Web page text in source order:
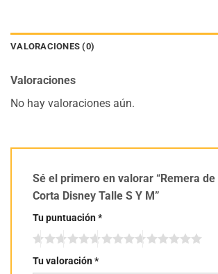
VALORACIONES (0)
Valoraciones
No hay valoraciones aún.
Sé el primero en valorar “Remera de
Corta Disney Talle S Y M”
Tu puntuación*
Tu valoración*